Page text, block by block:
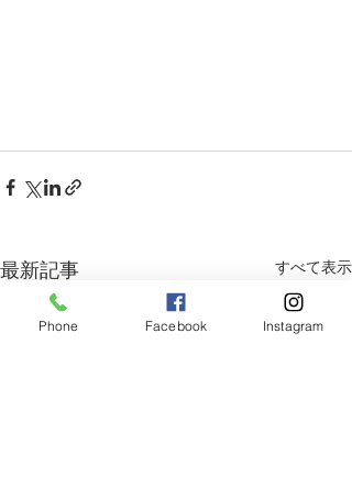
最新記事 すべて表示
Phone Facebook Instagram